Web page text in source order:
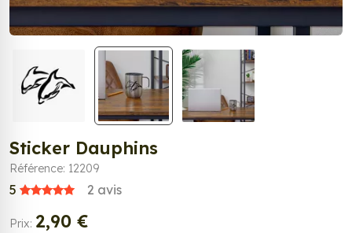
Sticker Dauphins
Référence: 12209
5 2 avis
Prix: 2,90 €